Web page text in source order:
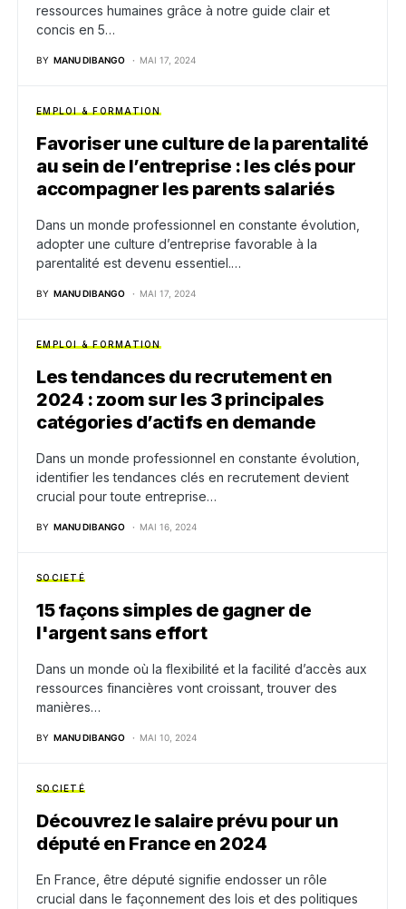
ressources humaines grâce à notre guide clair et
concis en 5…
BY MANU DIBANGO MAI 17, 2024
EMPLOI & FORMATION
Favoriser une culture de la parentalité
au sein de l’entreprise : les clés pour
accompagner les parents salariés
Dans un monde professionnel en constante évolution,
adopter une culture d’entreprise favorable à la
parentalité est devenu essentiel.…
BY MANU DIBANGO MAI 17, 2024
EMPLOI & FORMATION
Les tendances du recrutement en
2024 : zoom sur les 3 principales
catégories d’actifs en demande
Dans un monde professionnel en constante évolution,
identifier les tendances clés en recrutement devient
crucial pour toute entreprise…
BY MANU DIBANGO MAI 16, 2024
SOCIETÉ
15 façons simples de gagner de
l'argent sans effort
Dans un monde où la flexibilité et la facilité d’accès aux
ressources financières vont croissant, trouver des
manières…
BY MANU DIBANGO MAI 10, 2024
SOCIETÉ
Découvrez le salaire prévu pour un
député en France en 2024
En France, être député signifie endosser un rôle
crucial dans le façonnement des lois et des politiques